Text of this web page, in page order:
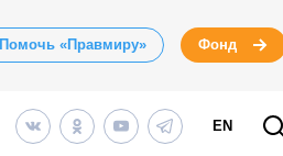
Помочь «Правмиру» Фонд
EN